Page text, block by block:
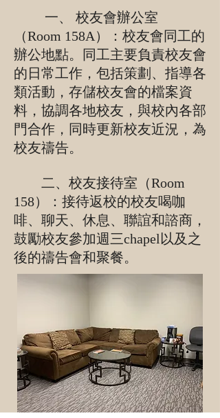
一、 校友會辦公室
（Room 158A）：校友會同工的
辦公地點。同工主要負責校友會
的日常工作，包括策劃、指導各
類活動，存儲校友會的檔案資
料，協調各地校友，與校內各部
門合作，同時更新校友近況，為
校友禱告。
二、 校友接待室（Room
158）：接待返校的校友喝咖
啡、聊天、休息、聯誼和諮商，
鼓勵校友參加週三chapel以及之
後的禱告會和聚餐。